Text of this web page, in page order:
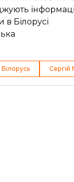
Білорусі
Білорусь Сергій